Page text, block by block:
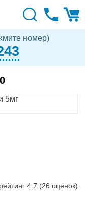
номер)
рейтинг 4.7 (26 оценок)